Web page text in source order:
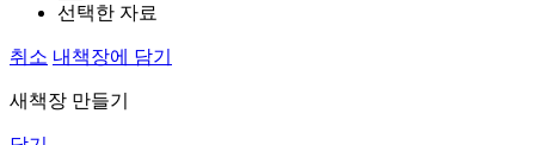
선택한 자료
취소 내책장에 담기
새책장 만들기